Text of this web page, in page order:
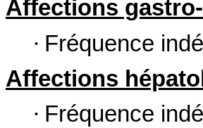
Affections
· Fréquence
Affections
· Fréquence